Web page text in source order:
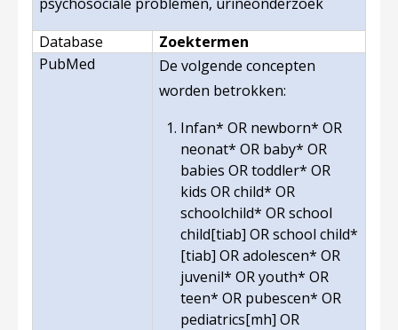
Database
Zoektermen
PubMed
De volgende concepten
worden betrokken:
Infan* OR newborn* OR
neonat* OR baby* OR
babies OR toddler* OR
kids OR child* OR
schoolchild* OR school
child[tiab] OR school child*
[tiab] OR adolescen* OR
juvenil* OR youth* OR
teen* OR pubescen* OR
pediatrics[mh] OR